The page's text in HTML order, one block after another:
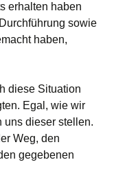
erhalten haben
sowie
haben,
diese Situation
Egal, wie wir
uns dieser stellen.
Weg, den
gegebenen